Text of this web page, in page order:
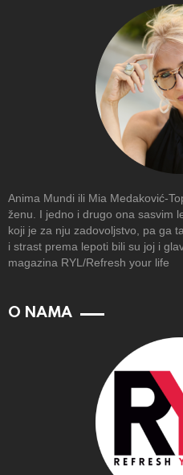
Anima Mundi ili Mia Medaković-
ženu. I jedno i drugo ona sasvim
koji je za nju zadovoljstvo, pa ga
i strast prema lepoti bili su joj i
magazina RYL/Refresh your life
O NAMA